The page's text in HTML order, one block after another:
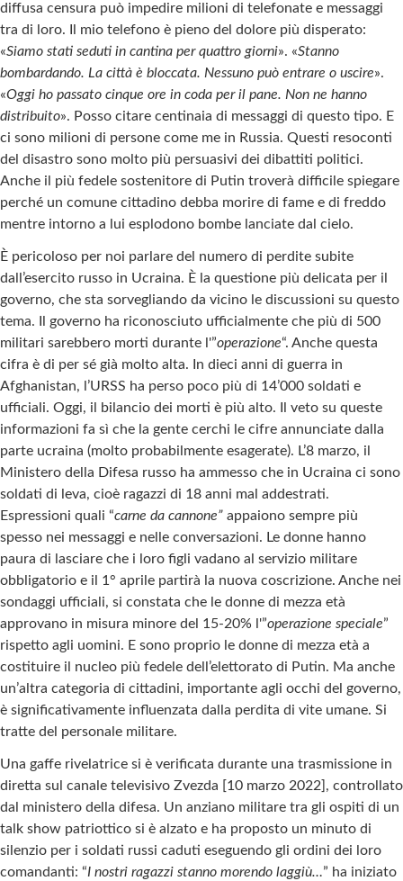
diffusa censura può impedire milioni di telefonate e messaggi
tra di loro. Il mio telefono è pieno del dolore più disperato:
«Siamo stati seduti in cantina per quattro giorni». «Stanno
bombardando. La città è bloccata. Nessuno può entrare o uscire».
«Oggi ho passato cinque ore in coda per il pane. Non ne hanno
distribuito». Posso citare centinaia di messaggi di questo tipo. E
ci sono milioni di persone come me in Russia. Questi resoconti
del disastro sono molto più persuasivi dei dibattiti politici.
Anche il più fedele sostenitore di Putin troverà difficile spiegare
perché un comune cittadino debba morire di fame e di freddo
mentre intorno a lui esplodono bombe lanciate dal cielo.
È pericoloso per noi parlare del numero di perdite subite
dall’esercito russo in Ucraina. È la questione più delicata per il
governo, che sta sorvegliando da vicino le discussioni su questo
tema. Il governo ha riconosciuto ufficialmente che più di 500
militari sarebbero morti durante l'”operazione“. Anche questa
cifra è di per sé già molto alta. In dieci anni di guerra in
Afghanistan, l’URSS ha perso poco più di 14’000 soldati e
ufficiali. Oggi, il bilancio dei morti è più alto. Il veto su queste
informazioni fa sì che la gente cerchi le cifre annunciate dalla
parte ucraina (molto probabilmente esagerate). L’8 marzo, il
Ministero della Difesa russo ha ammesso che in Ucraina ci sono
soldati di leva, cioè ragazzi di 18 anni mal addestrati.
Espressioni quali “carne da cannone” appaiono sempre più
spesso nei messaggi e nelle conversazioni. Le donne hanno
paura di lasciare che i loro figli vadano al servizio militare
obbligatorio e il 1° aprile partirà la nuova coscrizione. Anche nei
sondaggi ufficiali, si constata che le donne di mezza età
approvano in misura minore del 15-20% l'”operazione speciale”
rispetto agli uomini. E sono proprio le donne di mezza età a
costituire il nucleo più fedele dell’elettorato di Putin. Ma anche
un’altra categoria di cittadini, importante agli occhi del governo,
è significativamente influenzata dalla perdita di vite umane. Si
tratte del personale militare.
Una gaffe rivelatrice si è verificata durante una trasmissione in
diretta sul canale televisivo Zvezda [10 marzo 2022], controllato
dal ministero della difesa. Un anziano militare tra gli ospiti di un
talk show patriottico si è alzato e ha proposto un minuto di
silenzio per i soldati russi caduti eseguendo gli ordini dei loro
comandanti: “I nostri ragazzi stanno morendo laggiù…” ha iniziato